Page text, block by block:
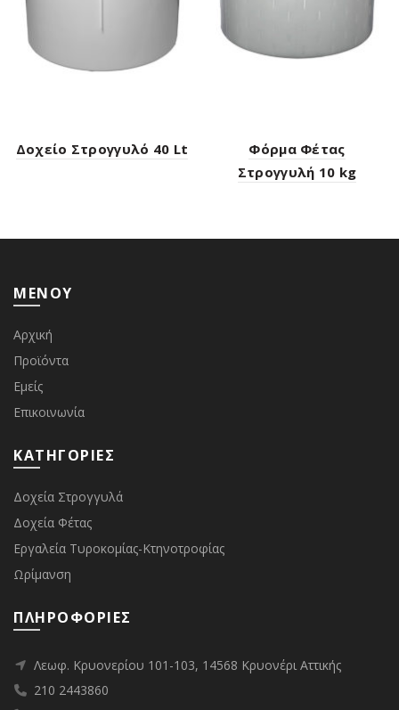
Δοχείο Στρογγυλό 40 Lt
Φόρμα Φέτας
Στρογγυλή 10 kg
ΜΕΝΟΥ
Αρχική
Προϊόντα
Εμείς
Επικοινωνία
ΚΑΤΗΓΟΡΙΕΣ
Δοχεία Στρογγυλά
Δοχεία Φέτας
Εργαλεία Τυροκομίας-Κτηνοτροφίας
Ωρίμανση
ΠΛΗΡΟΦΟΡΙΕΣ
Λεωφ. Κρυονερίου 101-103, 14568 Κρυονέρι Αττικής
210 2443860